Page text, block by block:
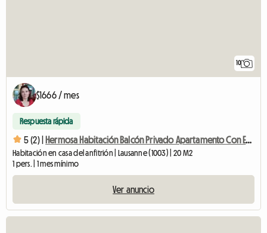
10
$1666 / mes
Respuesta rápida
5 (2) | Hermosa Habitación Balcón Privado Apartamento Con Encanto Centro
Habitación en casa del anfitrión | Lausanne (1003) | 20 M2
1 pers. | 1 mes mínimo
Ver anuncio